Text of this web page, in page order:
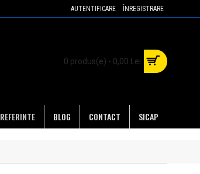
AUTENTIFICARE ÎNREGISTRARE
0 produs(e) - 0,00 Lei
SICAP
CONTACT
BLOG
REFERINTE